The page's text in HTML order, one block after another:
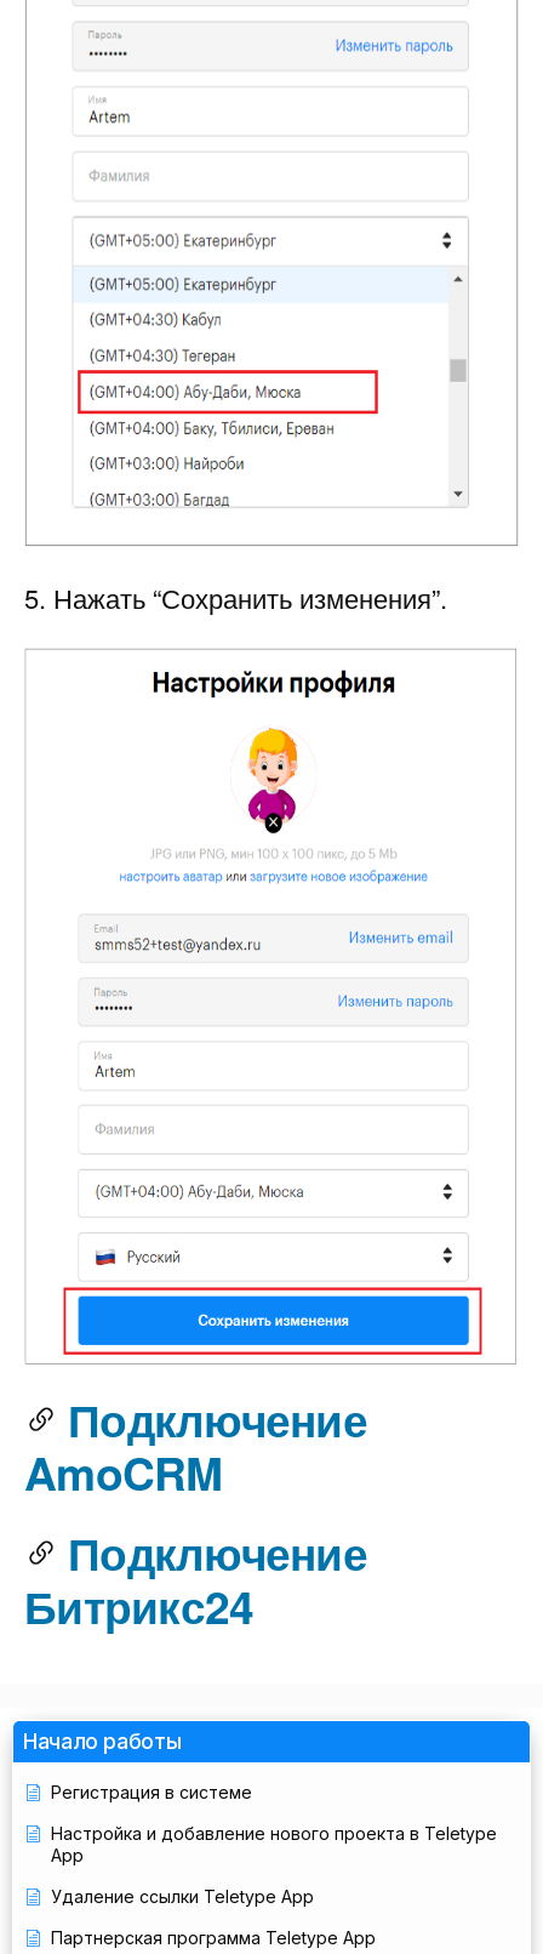
Начало работы
Регистрация в системе
Настройка и добавление нового проекта в Teletype
App
Удаление ссылки Teletype App
Партнерская программа Teletype App
5. Нажать “Сохранить изменения”.
Подключение
AmoCRM
Подключение
Битрикс24